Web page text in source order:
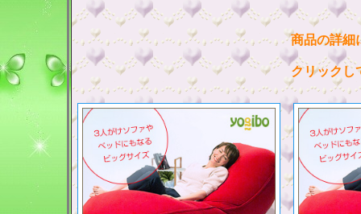
商品の詳細
クリックし